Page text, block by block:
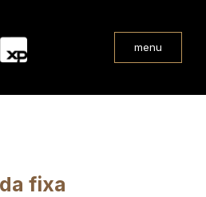
menu
fixa